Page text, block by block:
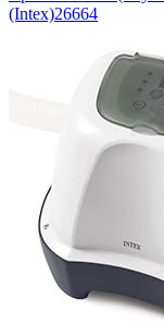
(Intex)26664